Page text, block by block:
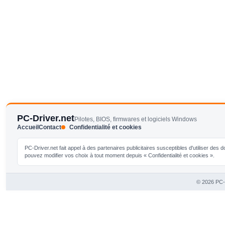
PC-Driver.netPilotes, BIOS, firmwares et logiciels Windows
AccueilContact Confidentialité et cookies
PC-Driver.net fait appel à des partenaires publicitaires susceptibles d'utiliser
pouvez modifier vos choix à tout moment depuis « Confidentialité et cookies ».
© 2026